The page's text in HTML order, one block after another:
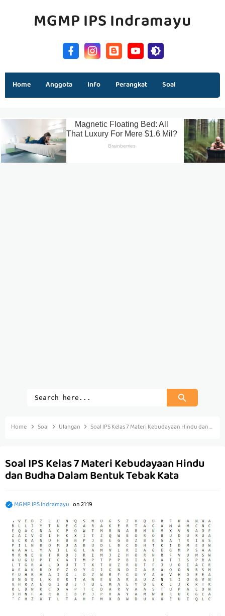
MGMP IPS Indramayu
Home Anggota Info Perangkat Soal
Home Soal Ulangan Soal IPS Kelas 7 Materi Kebudayaan Hindu dan Budha Dalam Bentuk Tebak Kata
Soal IPS Kelas 7 Materi Kebudayaan Hindu
dan Budha Dalam Bentuk Tebak Kata
MGMP IPS Indramayu on21:19